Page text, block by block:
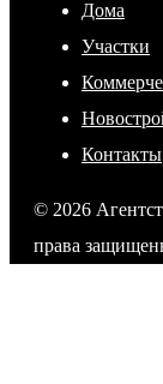
Дома
Участки
Контакты
© 2026
права